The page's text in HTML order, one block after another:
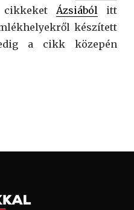
cikkeket Ázsiából itt
készített
a cikk közepén